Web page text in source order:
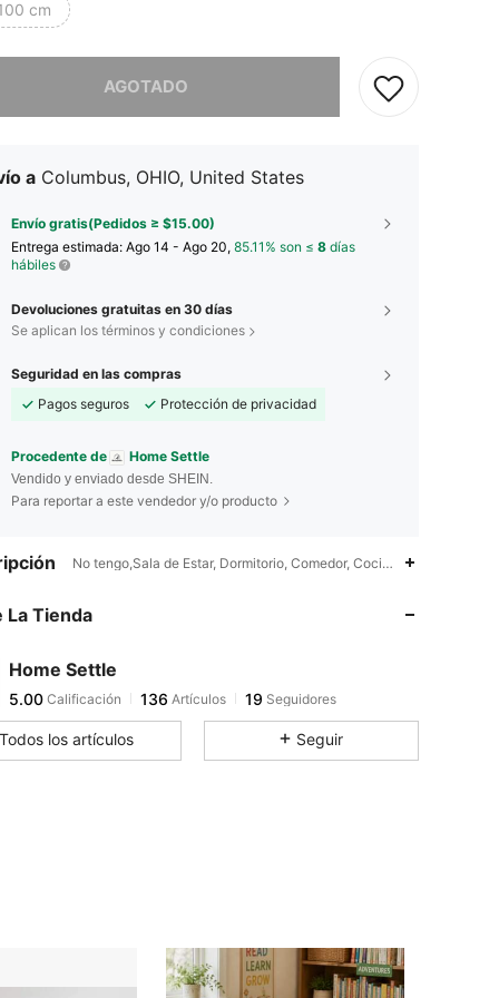
cm
AGOTADO
a Columbus, OHIO, United States
Envío gratis(Pedidos ≥ $15.00)
Entrega estimada: Ago 14 - Ago 20, 85.11% son ≤ 8 días
hábiles
Devoluciones gratuitas en 30 días
Se aplican los términos y condiciones
Seguridad en las compras
Pagos seguros
Protección de privacidad
Procedente de Home Settle
Vendido y enviado desde SHEIN.
Para reportar a este vendedor y/o producto
No tengo,Sala de Estar, Dormitorio, Comedor, Cocina,Impresión
La Tienda
Home Settle
5.00
5.00Calificación
u***sseguidoHace 1 día
Todos los artículos
Seguir